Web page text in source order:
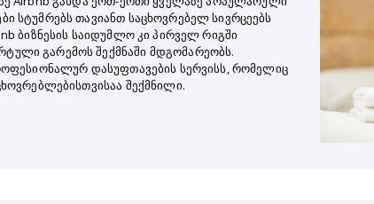
სტუმრებს თავიანთ საცხოვრებელ სივრცეებს
ბიზნესის საიდუმლო კი პირველ რიგში
გარემოს შექმნაში მდგომარეობს.
დასუფთავების სერვისს, რომელიც
შექმნილი.